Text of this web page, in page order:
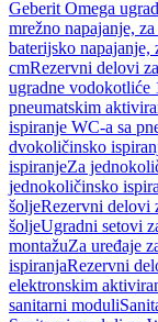
Geberit Omega
mrežno napajanje,
baterijsko napajanje,
cmRezervni delovi
ugradne vodokotliće
pneumatskim
ispiranje WC-a sa
dvokoličinsko
ispiranjeZa
jednokoličinsko
šoljeRezervni delovi
šoljeUgradni setovi
montažuZa uređaje
ispiranjaRezervni
elektronskim
sanitarni moduli